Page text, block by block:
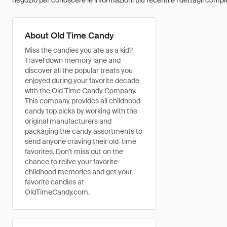
About Old Time Candy
Miss the candies you ate as a kid?
Travel down memory lane and
discover all the popular treats you
enjoyed during your favorite decade
with the Old Time Candy Company.
This company provides all childhood
candy top picks by working with the
original manufacturers and
packaging the candy assortments to
send anyone craving their old-time
favorites. Don't miss out on the
chance to relive your favorite
childhood memories and get your
favorite candies at
OldTimeCandy.com.